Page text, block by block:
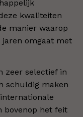
kwaliteiten
manier waarop
omgaat met
zeer selectief in
schuldig maken
bovenop het feit